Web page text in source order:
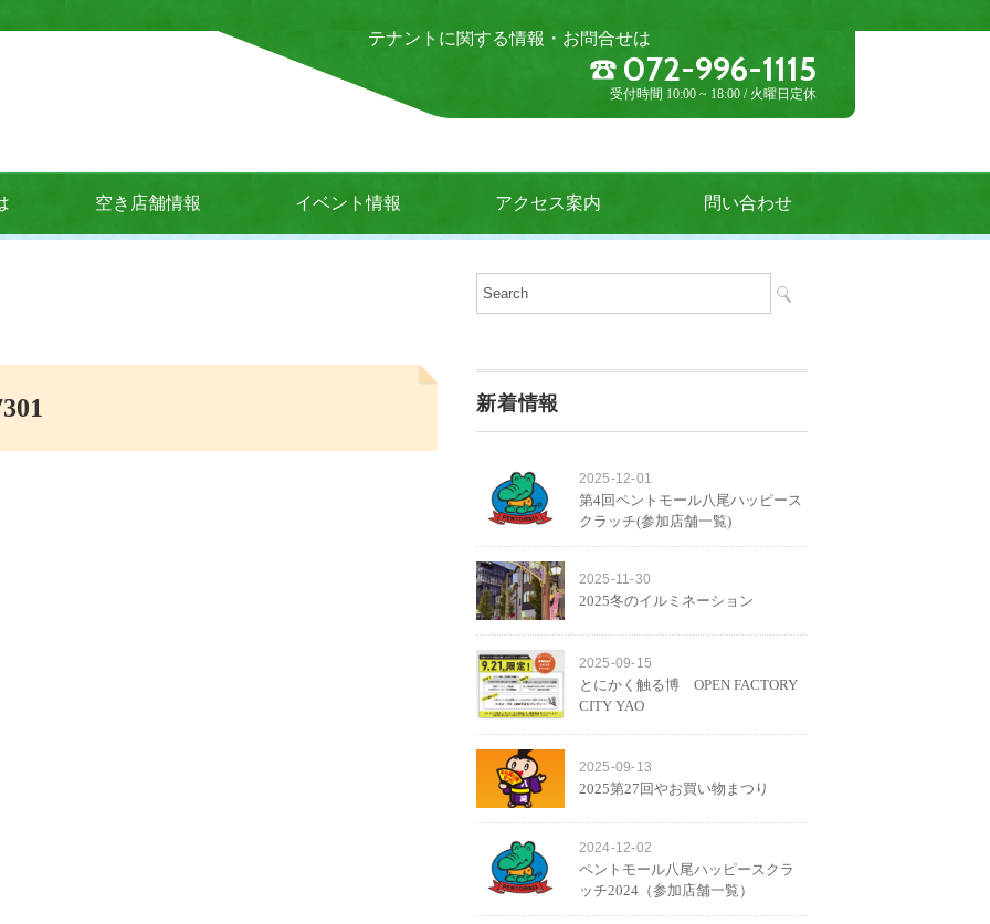
テナントに関する情報・お問合せは
072-996-1115
受付時間 10:00 ~ 18:00 / 火曜日定休
空き店舗情報 イベント情報 アクセス案内 問い合わせ
新着情報
2025-12-01
第4回ペントモール八尾ハッピース
クラッチ(参加店舗一覧)
2025-11-30
2025冬のイルミネーション
2025-09-15
とにかく触る博 OPEN FACTORY
CITY YAO
2025-09-13
2025第27回やお買い物まつり
2024-12-02
ペントモール八尾ハッピースクラ
ッチ2024（参加店舗一覧）